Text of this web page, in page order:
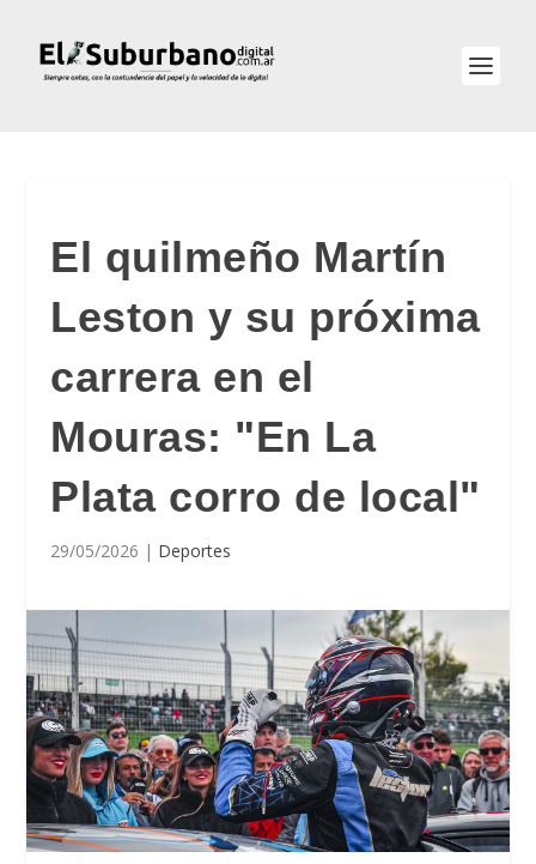
El quilmeño Martín
Leston y su próxima
carrera en el
Mouras: "En La
Plata corro de local"
29/05/2026 | Deportes